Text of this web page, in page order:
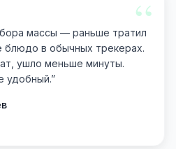
“
массы — раньше тратил
блюдо в обычных трекерах.
ушло меньше минуты.
удобный.”